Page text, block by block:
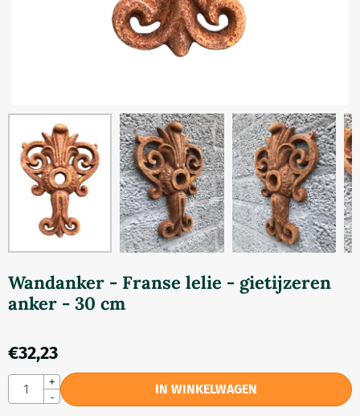
Wandanker - Franse lelie - gietijzeren
anker - 30 cm
€32,23
Aantal
+
-
IN WINKELWAGEN